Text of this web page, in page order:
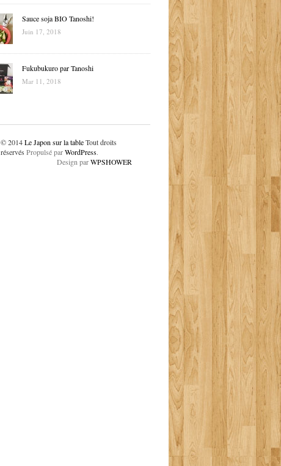
Sauce soja BIO Tanoshi!
Juin 17, 2018
Fukubukuro par Tanoshi
Mar 11, 2018
© 2014Le Japon sur la tableTout droits
réservés Propulsé parWordPress.
Design parWPSHOWER